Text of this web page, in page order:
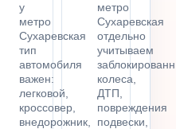
у
метро
Сухаревская
тип
автомобиля
важен:
легковой,
кроссовер,
внедорожник,
метро
Сухаревская
отдельно
учитываем
колеса,
ДТП,
повреждения
подвески,